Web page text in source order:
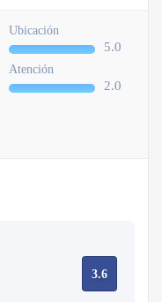
Ubicación
5.0
Atención
2.0
3.6